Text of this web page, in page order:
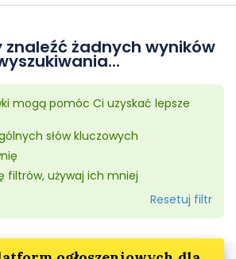
znaleźć żadnych wyników
mogą pomóc Ci uzyskać lepsze
słów kluczowych
filtrów, używaj ich mniej
Resetuj filtr